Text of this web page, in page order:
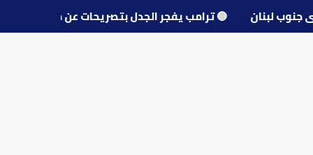
قرى جنوب لبنان 🔵ترامب يفجر الجدل بتصريحات عن